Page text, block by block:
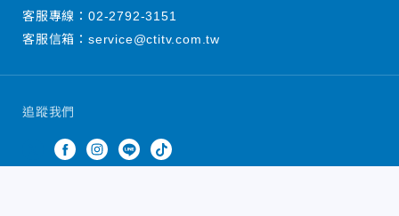
追蹤我們
客服專線： 02-2792-3151
客服信箱： service@ctitv.com.tw